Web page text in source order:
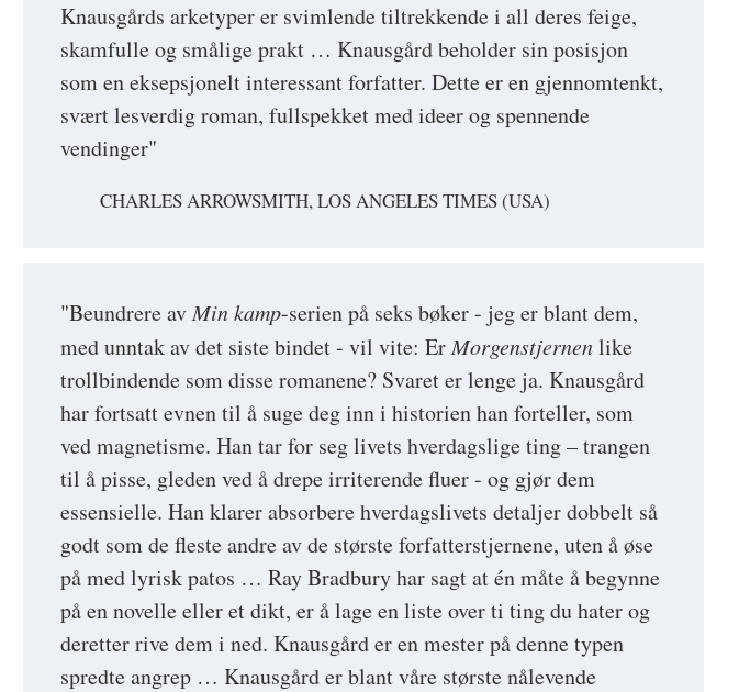
Knausgårds arketyper er svimlende tiltrekkende i all deres feige,
skamfulle og smålige prakt … Knausgård beholder sin posisjon
som en eksepsjonelt interessant forfatter. Dette er en gjennomtenkt,
svært lesverdig roman, fullspekket med ideer og spennende
vendinger"
CHARLES ARROWSMITH, LOS ANGELES TIMES (USA)
"Beundrere avMin kamp-serien på seks bøker - jeg er blant dem,
med unntak av det siste bindet - vil vite: ErMorgenstjernenlike
trollbindende som disse romanene? Svaret er lenge ja. Knausgård
har fortsatt evnen til å suge deg inn i historien han forteller, som
ved magnetisme. Han tar for seg livets hverdagslige ting – trangen
til å pisse, gleden ved å drepe irriterende fluer - og gjør dem
essensielle. Han klarer absorbere hverdagslivets detaljer dobbelt så
godt som de fleste andre av de største forfatterstjernene, uten å øse
på med lyrisk patos … Ray Bradbury har sagt at én måte å begynne
på en novelle eller et dikt, er å lage en liste over ti ting du hater og
deretter rive dem i ned. Knausgård er en mester på denne typen
spredte angrep … Knausgård er blant våre største nålevende